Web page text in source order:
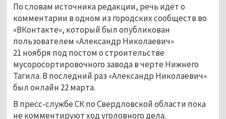
По словам источника редакции, речь идёт о
комментарии в одном из городских сообществ во
«ВКонтакте», который был опубликован
пользователем «Александр Николаевич»
21 ноября под постом о строительстве
мусоросортировочного завода в черте Нижнего
Тагила. В последний раз «Александр Николаевич»
был онлайн 22 марта.
В пресс-службе СК по Свердловской области пока
не комментируют ход уголовного дела.